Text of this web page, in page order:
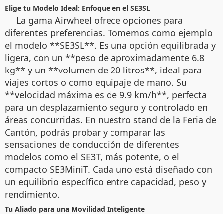
Elige tu Modelo Ideal: Enfoque en el SE3SL
La gama Airwheel ofrece opciones para
diferentes preferencias. Tomemos como ejemplo
el modelo **SE3SL**. Es una opción equilibrada y
ligera, con un **peso de aproximadamente 6.8
kg** y un **volumen de 20 litros**, ideal para
viajes cortos o como equipaje de mano. Su
**velocidad máxima es de 9.9 km/h**, perfecta
para un desplazamiento seguro y controlado en
áreas concurridas. En nuestro stand de la Feria de
Cantón, podrás probar y comparar las
sensaciones de conducción de diferentes
modelos como el SE3T, más potente, o el
compacto SE3MiniT. Cada uno está diseñado con
un equilibrio específico entre capacidad, peso y
rendimiento.
Tu Aliado para una Movilidad Inteligente